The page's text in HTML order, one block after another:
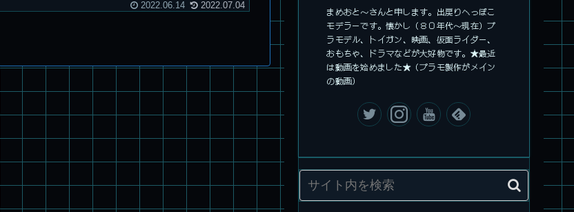
2022.06.14 2022.07.04
まめおと～さんと申します。出戻りへっぽこ
モデラーです。懐かし（８０年代～現在）プ
ラモデル、トイガン、映画、仮面ライダー、
おもちゃ、ドラマなどが大好物です。★最近
は動画を始めました★（プラモ製作がメイン
の動画）